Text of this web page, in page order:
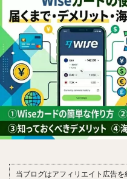
当ブログはアフィリエイト広告を